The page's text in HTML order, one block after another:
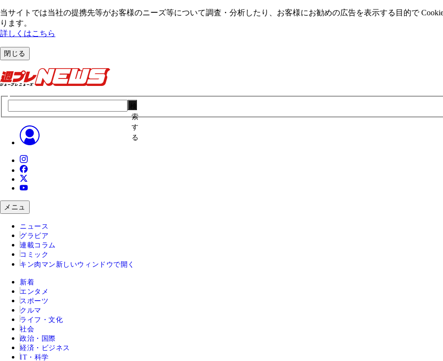
当サイトでは当社の提携先等がお客様のニーズ等について調査・分析したり、お客様にお勧めの広告を表⽰する⽬的で
ります。
詳しくはこちら
閉じる
索
す
る
メニュ
ニュース
グラビア
連載コラム
コミック
キン肉マン 新しいウィンドウで開く
新着
エンタメ
スポーツ
クルマ
ライフ・文化
社会
政治・国際
経済・ビジネス
IT・科学